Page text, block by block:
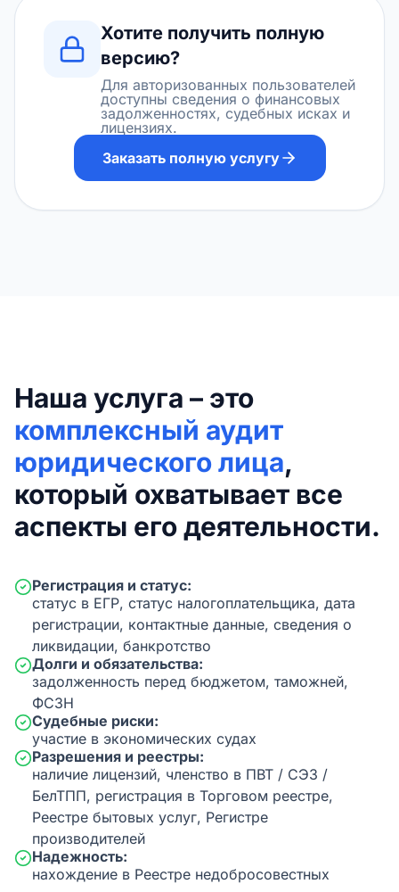
Хотите получить полную
версию?
Для авторизованных пользователей
доступны сведения о финансовых
задолженностях, судебных исках и
лицензиях.
Заказать полную услугу
Наша услуга – это
комплексный аудит
юридического лица,
который охватывает все
аспекты его деятельности.
Регистрация и статус:
статус в ЕГР, статус налогоплательщика, дата
регистрации, контактные данные, сведения о
ликвидации, банкротство
Долги и обязательства:
задолженность перед бюджетом, таможней,
ФСЗН
Судебные риски:
участие в экономических судах
Разрешения и реестры:
наличие лицензий, членство в ПВТ / СЭЗ /
БелТПП, регистрация в Торговом реестре,
Реестре бытовых услуг, Регистре
производителей
Надежность:
нахождение в Реестре недобросовестных